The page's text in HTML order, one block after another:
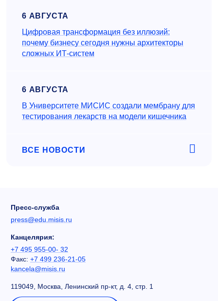
6 АВГУСТА
Цифровая трансформация без иллюзий:
почему бизнесу сегодня нужны архитекторы
сложных ИТ-систем
6 АВГУСТА
В Университете МИСИС создали мембрану для
тестирования лекарств на модели кишечника
ВСЕ НОВОСТИ
Пресс-служба
press@edu.misis.ru
Канцелярия:
+7 495 955-00- 32
Факс: +7 499 236-21-05
kancela@misis.ru
119049, Москва, Ленинский пр-кт, д. 4, стр. 1